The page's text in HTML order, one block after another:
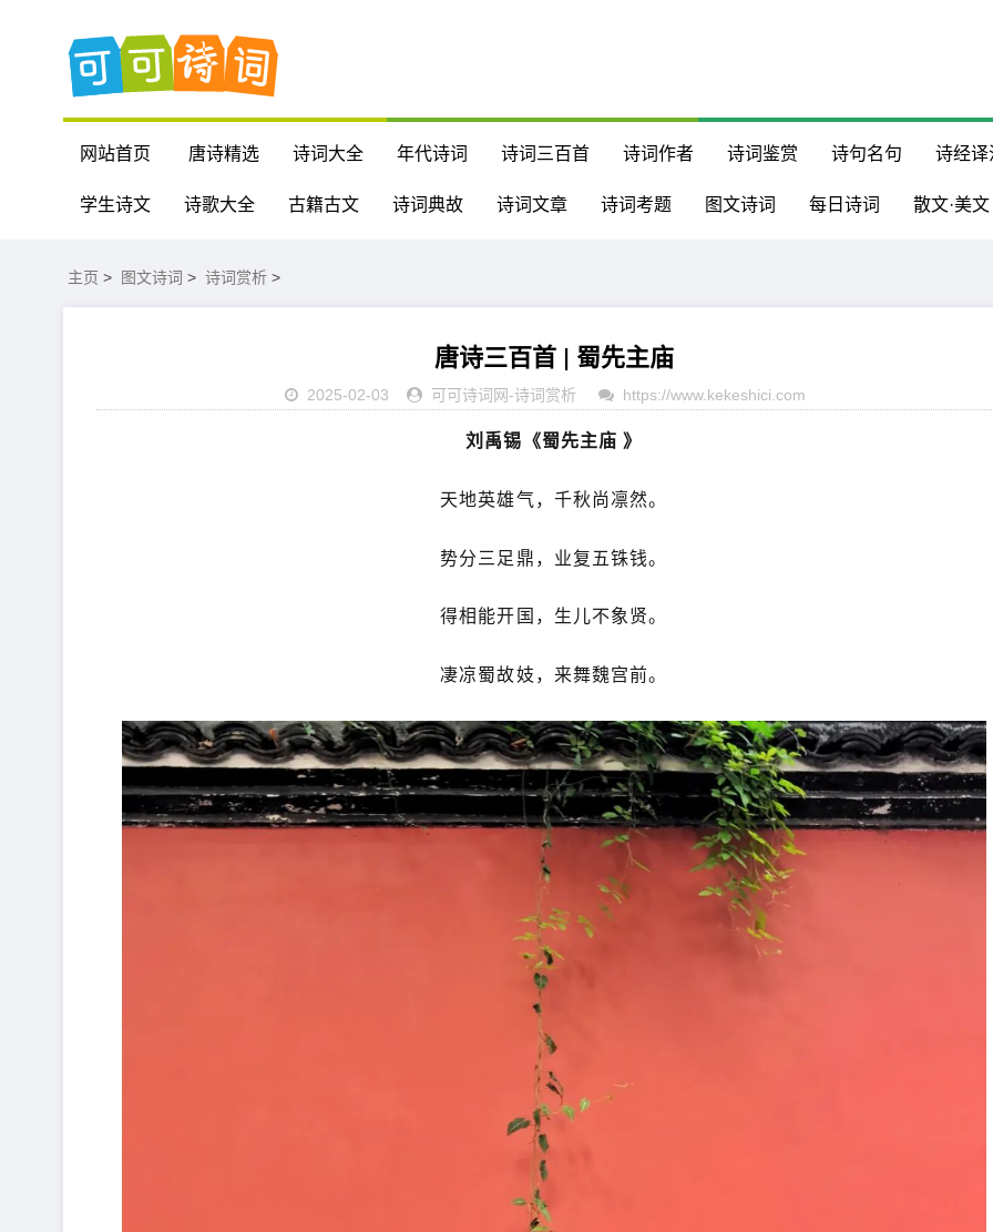
网站首页 唐诗精选 诗词大全 年代诗词 诗词三百首 诗词作者 诗词鉴赏 诗句名句 诗经译
学生诗文 诗歌大全 古籍古文 诗词典故 诗词文章 诗词考题 图文诗词 每日诗词 散文·美文
主页 > 图文诗词 > 诗词赏析 >
唐诗三百首 | 蜀先主庙
2025-02-03 可可诗词网-诗词赏析 https://www.kekeshici.com
刘禹锡《蜀先主庙 》
天地英雄气，千秋尚凛然。
势分三足鼎，业复五铢钱。
得相能开国，生儿不象贤。
凄凉蜀故妓，来舞魏宫前。